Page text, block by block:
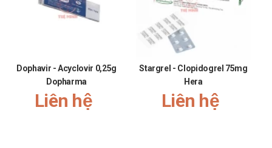
Dophavir - Acyclovir 0,25g
Dopharma
Liên hệ
Stargrel - Clopidogrel 75mg
Hera
Liên hệ